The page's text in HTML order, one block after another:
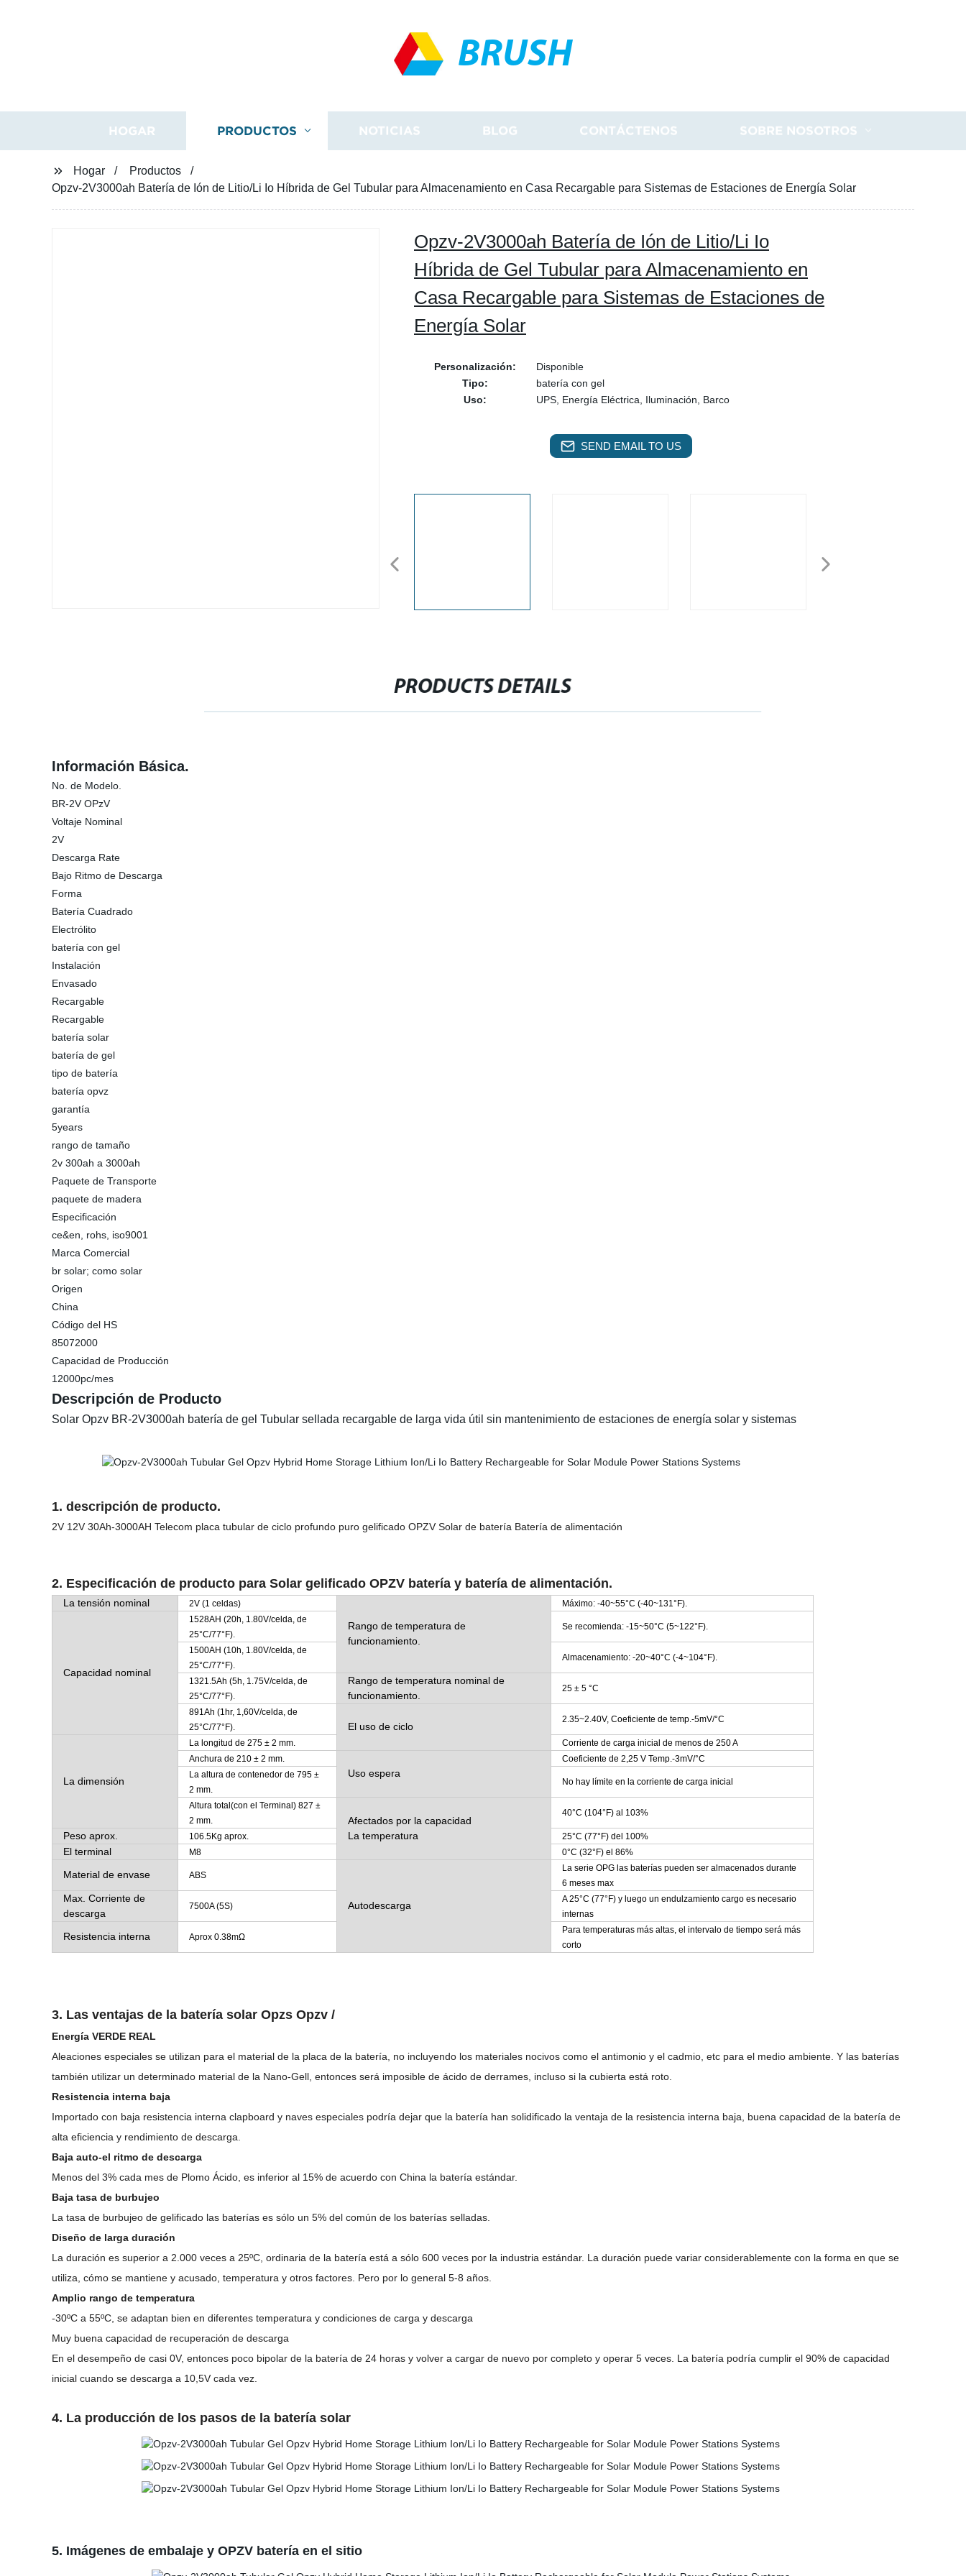
BRUSH
HOGAR PRODUCTOS NOTICIAS BLOG CONTÁCTENOS SOBRE NOSOTROS
Hogar
Productos
Opzv-2V3000ah Batería de Ión de Litio/Li Io Híbrida de Gel Tubular para Almacenamiento en Casa Recargable para Sistemas de Estaciones de Energía Solar
Opzv-2V3000ah Batería de Ión de Litio/Li Io
Híbrida de Gel Tubular para Almacenamiento en
Casa Recargable para Sistemas de Estaciones de
Energía Solar
Personalización:
Disponible
Tipo:
batería con gel
Uso:
UPS, Energía Eléctrica, Iluminación, Barco
SEND EMAIL TO US
PRODUCTS DETAILS
Información Básica.
No. de Modelo.
BR-2V OPzV
Voltaje Nominal
2V
Descarga Rate
Bajo Ritmo de Descarga
Forma
Batería Cuadrado
Electrólito
batería con gel
Instalación
Envasado
Recargable
Recargable
batería solar
batería de gel
tipo de batería
batería opvz
garantía
5years
rango de tamaño
2v 300ah a 3000ah
Paquete de Transporte
paquete de madera
Especificación
ce&en, rohs, iso9001
Marca Comercial
br solar; como solar
Origen
China
Código del HS
85072000
Capacidad de Producción
12000pc/mes
Descripción de Producto
Solar Opzv BR-2V3000ah batería de gel Tubular sellada recargable de larga vida útil sin mantenimiento de estaciones de energía solar y sistemas
1. descripción de producto.
2V 12V 30Ah-3000AH Telecom placa tubular de ciclo profundo puro gelificado OPZV Solar de batería Batería de alimentación
2. Especificación de producto para Solar gelificado OPZV batería y batería de alimentación.
La tensión nominal 2V (1 celdas)
Rango de temperatura de
funcionamiento.
Máximo: -40~55°C (-40~131°F).
Capacidad nominal
1528AH (20h, 1.80V/celda, de
25°C/77°F).
Se recomienda: -15~50°C (5~122°F).
1500AH (10h, 1.80V/celda, de
25°C/77°F).
Almacenamiento: -20~40°C (-4~104°F).
1321.5Ah (5h, 1.75V/celda, de
25°C/77°F).
Rango de temperatura nominal de
funcionamiento.
25 ± 5 °C
891Ah (1hr, 1,60V/celda, de
25°C/77°F).
El uso de ciclo
2.35~2.40V, Coeficiente de temp.-5mV/°C
La dimensión
La longitud de 275 ± 2 mm.
Corriente de carga inicial de menos de 250 A
Anchura de 210 ± 2 mm.
Uso espera
Coeficiente de 2,25 V Temp.-3mV/°C
La altura de contenedor de 795 ±
2 mm.
No hay límite en la corriente de carga inicial
Altura total(con el Terminal) 827 ±
2 mm.
Afectados por la capacidad
La temperatura
40°C (104°F) al 103%
Peso aprox. 106.5Kg aprox. 25°C (77°F) del 100%
El terminal M8 0°C (32°F) el 86%
Material de envase ABS
Autodescarga
La serie OPG las baterías pueden ser almacenados durante
6 meses max
Max. Corriente de
descarga
7500A (5S)
A 25°C (77°F) y luego un endulzamiento cargo es necesario
internas
Resistencia interna Aprox 0.38mΩ
Para temperaturas más altas, el intervalo de tiempo será más
corto
3. Las ventajas de la batería solar Opzs Opzv /
Energía VERDE REAL
Aleaciones especiales se utilizan para el material de la placa de la batería, no incluyendo los materiales nocivos como el antimonio y el cadmio, etc para el medio ambiente. Y las baterías
también utilizar un determinado material de la Nano-Gell, entonces será imposible de ácido de derrames, incluso si la cubierta está roto.
Resistencia interna baja
Importado con baja resistencia interna clapboard y naves especiales podría dejar que la batería han solidificado la ventaja de la resistencia interna baja, buena capacidad de la batería de
alta eficiencia y rendimiento de descarga.
Baja auto-el ritmo de descarga
Menos del 3% cada mes de Plomo Ácido, es inferior al 15% de acuerdo con China la batería estándar.
Baja tasa de burbujeo
La tasa de burbujeo de gelificado las baterías es sólo un 5% del común de los baterías selladas.
Diseño de larga duración
La duración es superior a 2.000 veces a 25ºC , ordinaria de la batería está a sólo 600 veces por la industria estándar. La duración puede variar considerablemente con la forma en que se
utiliza, cómo se mantiene y acusado, temperatura y otros factores. Pero por lo general 5-8 años.
Amplio rango de temperatura
-30ºC a 55ºC , se adaptan bien en diferentes temperatura y condiciones de carga y descarga
Muy buena capacidad de recuperación de descarga
En el desempeño de casi 0V, entonces poco bipolar de la batería de 24 horas y volver a cargar de nuevo por completo y operar 5 veces. La batería podría cumplir el 90% de capacidad
inicial cuando se descarga a 10,5V cada vez.
4. La producción de los pasos de la batería solar
5. Imágenes de embalaje y OPZV batería en el sitio